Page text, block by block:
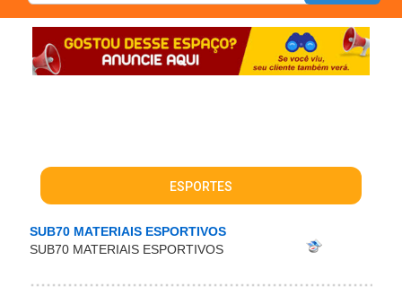
ESPORTES
SUB70 MATERIAIS ESPORTIVOS
SUB70 MATERIAIS ESPORTIVOS